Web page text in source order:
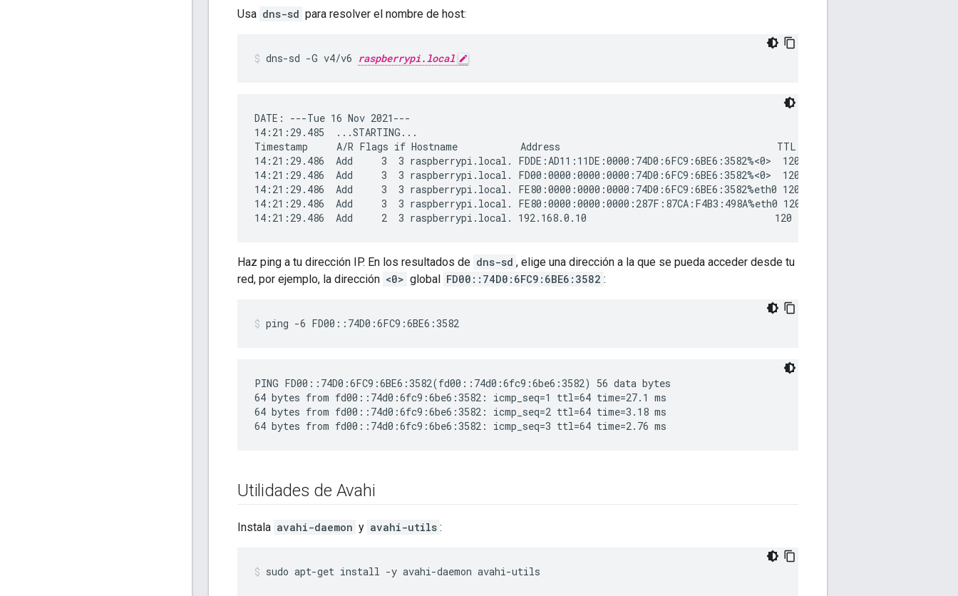
Usa dns-sd para resolver el nombre de host:
dns-sd -G v4/v6 raspberrypi.local
DATE: ---Tue 16 Nov 2021---
14:21:29.485  ...STARTING...
Timestamp     A/R Flags if Hostname           Address                                      TTL
14:21:29.486  Add     3  3 raspberrypi.local. FDDE:AD11:11DE:0000:74D0:6FC9:6BE6:3582%<0>  120
14:21:29.486  Add     3  3 raspberrypi.local. FD00:0000:0000:0000:74D0:6FC9:6BE6:3582%<0>  120
14:21:29.486  Add     3  3 raspberrypi.local. FE80:0000:0000:0000:74D0:6FC9:6BE6:3582%eth0 120
14:21:29.486  Add     3  3 raspberrypi.local. FE80:0000:0000:0000:287F:87CA:F4B3:498A%eth0 120
Haz ping a tu dirección IP. En los resultados de dns-sd , elige una dirección a la que se pueda acceder desde tu
red, por ejemplo, la dirección <0> global FD00::74D0:6FC9:6BE6:3582 :
ping -6 FD00::74D0:6FC9:6BE6:3582
PING FD00::74D0:6FC9:6BE6:3582(fd00::74d0:6fc9:6be6:3582) 56 data bytes
64 bytes from fd00::74d0:6fc9:6be6:3582: icmp_seq=1 ttl=64 time=27.1 ms
64 bytes from fd00::74d0:6fc9:6be6:3582: icmp_seq=2 ttl=64 time=3.18 ms
Utilidades de Avahi
Instala avahi-daemon y avahi-utils :
sudo apt-get install -y avahi-daemon avahi-utils